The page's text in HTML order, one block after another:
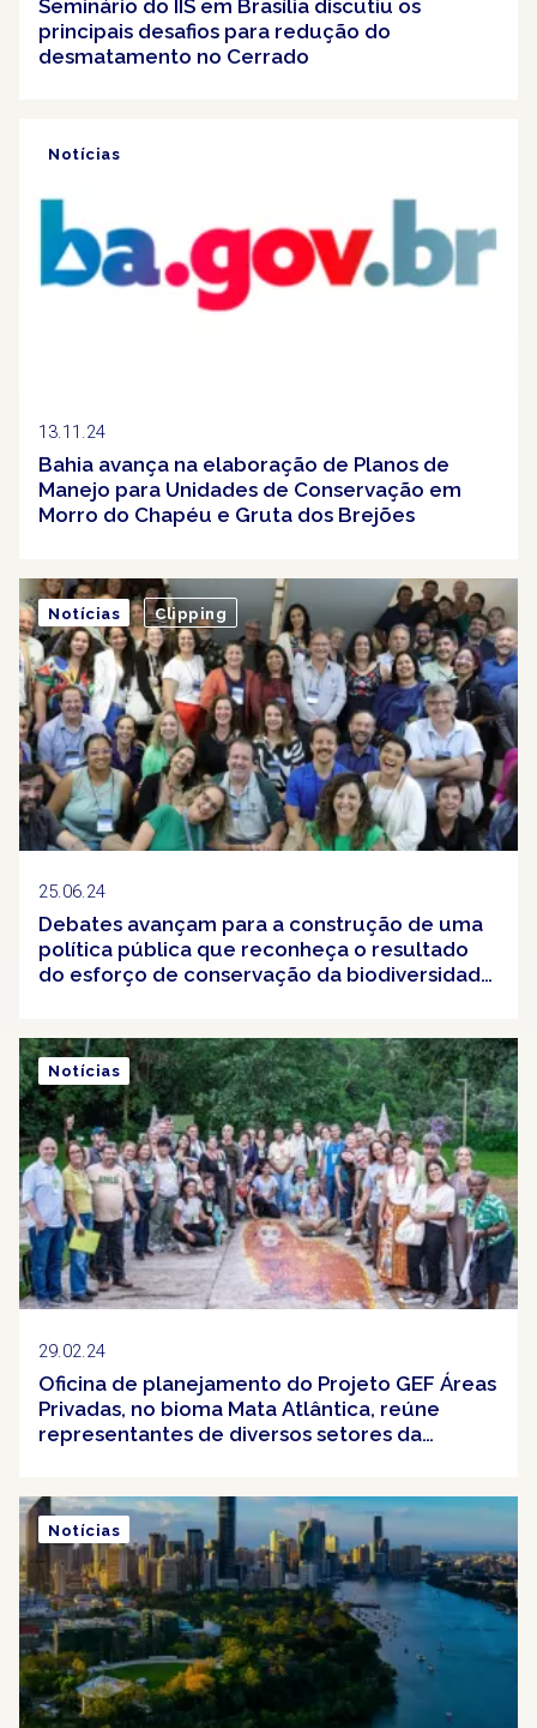
Seminário do IIS em Brasília discutiu os
principais desafios para redução do
desmatamento no Cerrado
13.11.24
Bahia avança na elaboração de Planos de
Manejo para Unidades de Conservação em
Morro do Chapéu e Gruta dos Brejões
Notícias
25.06.24
Debates avançam para a construção de uma
política pública que reconheça o resultado
do esforço de conservação da biodiversidade
Notícias Clipping
29.02.24
Oficina de planejamento do Projeto GEF Áreas
Privadas, no bioma Mata Atlântica, reúne
representantes de diversos setores da
Notícias
Notícias